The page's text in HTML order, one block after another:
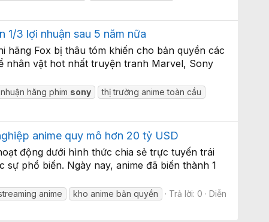
1/3 lợi nhuận sau 5 năm nữa
hãng Fox bị thâu tóm khiến cho bản quyền các
nhân vật hot nhất truyện tranh Marvel, Sony
hãng phim sony
thị trường anime toàn cầu
anime quy mô hơn 20 tỷ USD
động dưới hình thức chia sẻ trực tuyến trái
phổ biến. Ngày nay, anime đã biến thành 1
anime kho anime bản quyền Trả lời: 0
Diễn